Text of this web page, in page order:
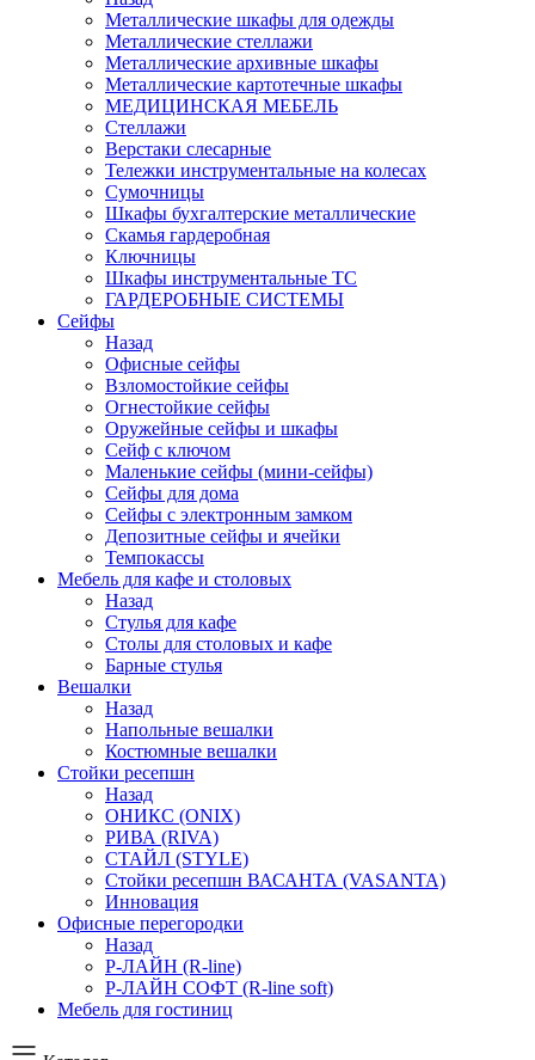
Металлические шкафы для одежды
Металлические стеллажи
Металлические архивные шкафы
Металлические картотечные шкафы
МЕДИЦИНСКАЯ МЕБЕЛЬ
Стеллажи
Верстаки слесарные
Тележки инструментальные на колесах
Сумочницы
Шкафы бухгалтерские металлические
Скамья гардеробная
Ключницы
Шкафы инструментальные ТС
ГАРДЕРОБНЫЕ СИСТЕМЫ
Сейфы
Назад
Офисные сейфы
Взломостойкие сейфы
Огнестойкие сейфы
Оружейные сейфы и шкафы
Сейф с ключом
Маленькие сейфы (мини-сейфы)
Сейфы для дома
Сейфы с электронным замком
Депозитные сейфы и ячейки
Темпокассы
Мебель для кафе и столовых
Назад
Стулья для кафе
Столы для столовых и кафе
Барные стулья
Вешалки
Назад
Напольные вешалки
Костюмные вешалки
Стойки ресепшн
Назад
ОНИКС (ONIX)
РИВА (RIVA)
СТАЙЛ (STYLE)
Стойки ресепшн ВАСАНТА (VASANTA)
Инновация
Офисные перегородки
Назад
Р-ЛАЙН (R-line)
Р-ЛАЙН СОФТ (R-line soft)
Мебель для гостиниц